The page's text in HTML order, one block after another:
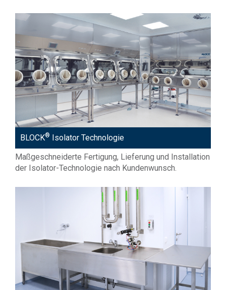
BLOCK®
Isolator Technologie
Maßgeschneiderte Fertigung, Lieferung und Installation
der Isolator-Technologie nach Kundenwunsch.